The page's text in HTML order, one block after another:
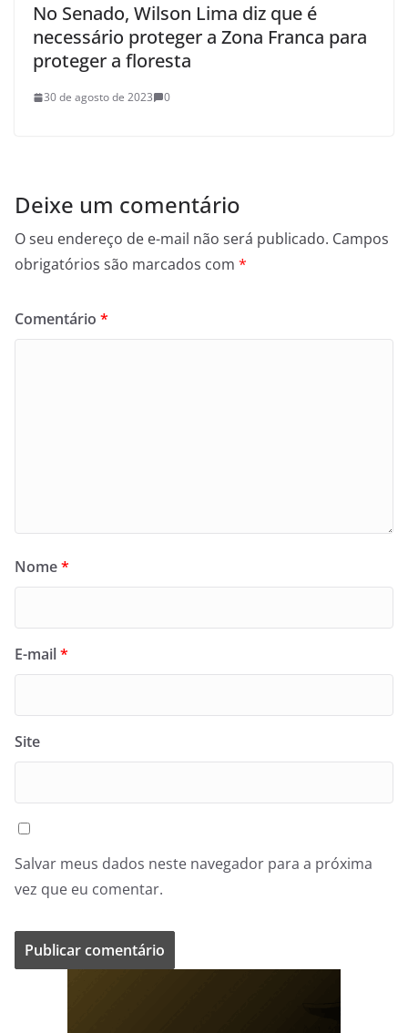
No Senado, Wilson Lima diz que é
necessário proteger a Zona Franca para
proteger a floresta
30 de agosto de 2023 0
Deixe um comentário
O seu endereço de e-mail não será publicado. Campos
obrigatórios são marcados com *
Comentário *
Nome*
E-mail*
Site
Salvar meus dados neste navegador para a próxima
vez que eu comentar.